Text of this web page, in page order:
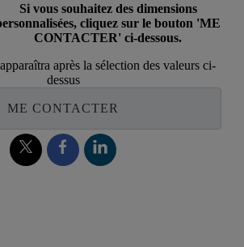
Si vous souhaitez des dimensions
cliquez sur le bouton 'ME
CONTACTER' ci-dessous.
après la sélection des valeurs ci-
dessus
ME CONTACTER